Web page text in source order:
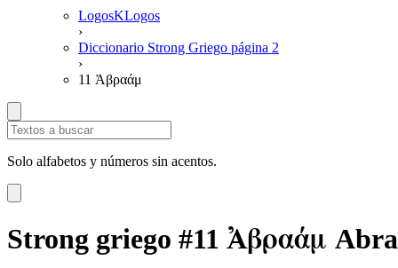
LogosKLogos
›
Diccionario Strong Griego página 2
›
11 Ἀβραάμ
Solo alfabetos y números sin acentos.
Strong griego #11 Ἀβραάμ